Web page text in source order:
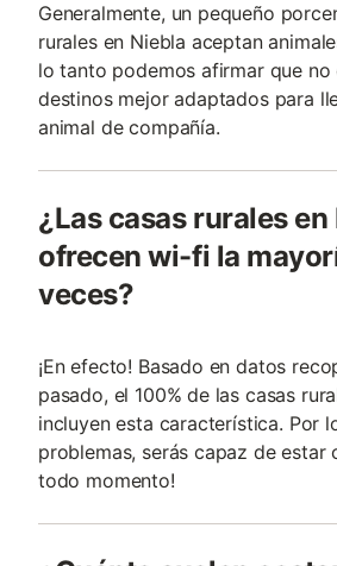
Generalmente, un pequeño
rurales en Niebla aceptan
lo tanto podemos afirmar que no
destinos mejor adaptados para
animal de compañía.
¿Las casas rurales en
ofrecen wi-fi la
veces?
¡En efecto! Basado en datos
pasado, el 100% de las casas
incluyen esta característica. Por
problemas, serás capaz de estar
todo momento!